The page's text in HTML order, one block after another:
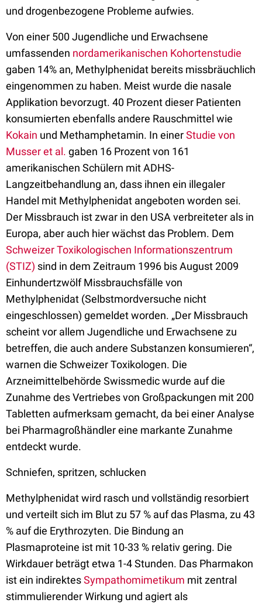
und drogenbezogene Probleme aufwies.
Von einer 500 Jugendliche und Erwachsene
umfassenden nordamerikanischen Kohortenstudie
gaben 14% an, Methylphenidat bereits missbräuchlich
eingenommen zu haben. Meist wurde die nasale
Applikation bevorzugt. 40 Prozent dieser Patienten
konsumierten ebenfalls andere Rauschmittel wie
Kokain und Methamphetamin. In einerStudie von
Musser et al. gaben 16 Prozent von 161
amerikanischen Schülern mit ADHS-
Langzeitbehandlung an, dass ihnen ein illegaler
Handel mit Methylphenidat angeboten worden sei.
Der Missbrauch ist zwar in den USA verbreiteter als in
Europa, aber auch hier wächst das Problem. Dem
Schweizer Toxikologischen Informationszentrum
(STIZ) sind in dem Zeitraum 1996 bis August 2009
Einhundertzwölf Missbrauchsfälle von
Methylphenidat (Selbstmordversuche nicht
eingeschlossen) gemeldet worden. „Der Missbrauch
scheint vor allem Jugendliche und Erwachsene zu
betreffen, die auch andere Substanzen konsumieren“,
warnen die Schweizer Toxikologen. Die
Arzneimittelbehörde Swissmedic wurde auf die
Zunahme des Vertriebes von Großpackungen mit 200
Tabletten aufmerksam gemacht, da bei einer Analyse
bei Pharmagroßhändler eine markante Zunahme
entdeckt wurde.
Schniefen, spritzen, schlucken
Methylphenidat wird rasch und vollständig resorbiert
und verteilt sich im Blut zu 57 % auf das Plasma, zu 43
% auf die Erythrozyten. Die Bindung an
Plasmaproteine ist mit 10-33 % relativ gering. Die
Wirkdauer beträgt etwa 1-4 Stunden. Das Pharmakon
ist ein indirektesSympathomimetikum mit zentral
stimmulierender Wirkung und agiert als